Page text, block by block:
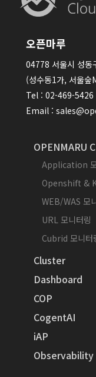
오픈마루
04778 서울시 성동
(성수동1가, 서울숲
Tel : 02-469-
Email :
OPENMARU
Application
Openshift &
WEB/WAS 모
URL 모니터링
Cubrid 모니터
Cluster
Dashboard
COP
CogentAI
iAP
Observability